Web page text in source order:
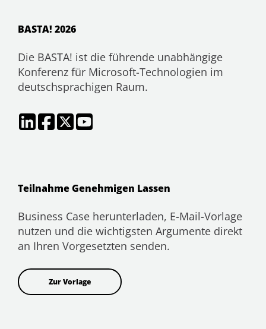
BASTA! 2026
Die BASTA! ist die führende unabhängige
Konferenz für Microsoft-Technologien im
deutschsprachigen Raum.
Teilnahme Genehmigen Lassen
Business Case herunterladen, E-Mail-Vorlage
nutzen und die wichtigsten Argumente direkt
an Ihren Vorgesetzten senden.
Zur Vorlage